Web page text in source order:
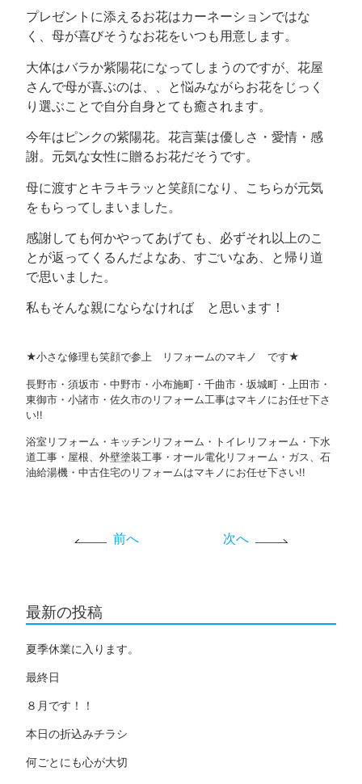
プレゼントに添えるお花はカーネーションではな
く、母が喜びそうなお花をいつも用意します。
大体はバラか紫陽花になってしまうのですが、花屋
さんで母が喜ぶのは、、と悩みながらお花をじっく
り選ぶことで自分自身とても癒されます。
今年はピンクの紫陽花。花言葉は優しさ・愛情・感
謝。元気な女性に贈るお花だそうです。
母に渡すとキラキラッと笑顔になり、こちらが元気
をもらってしまいました。
感謝しても何かやってあげても、必ずそれ以上のこ
とが返ってくるんだよなあ、すごいなあ、と帰り道
で思いました。
私もそんな親にならなければ と思います！
★小さな修理も笑顔で参上 リフォームのマキノ です★
長野市・須坂市・中野市・小布施町・千曲市・坂城町・上田市・
東御市・小諸市・佐久市のリフォーム工事はマキノにお任せ下さ
い!!
浴室リフォーム・キッチンリフォーム・トイレリフォーム・下水
道工事・屋根、外壁塗装工事・オール電化リフォーム・ガス、石
油給湯機・中古住宅のリフォームはマキノにお任せ下さい!!
前へ 次へ
最新の投稿
夏季休業に入ります。
最終日
８月です！！
本日の折込みチラシ
何ごとにも心が大切